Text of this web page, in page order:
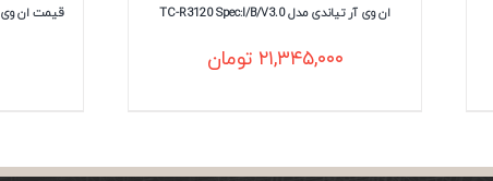
ان وی آر تیاندی مدل TC-R3120 Spec:I/B/V3.0
۲۱,۳۴۵,۰۰۰ تومان